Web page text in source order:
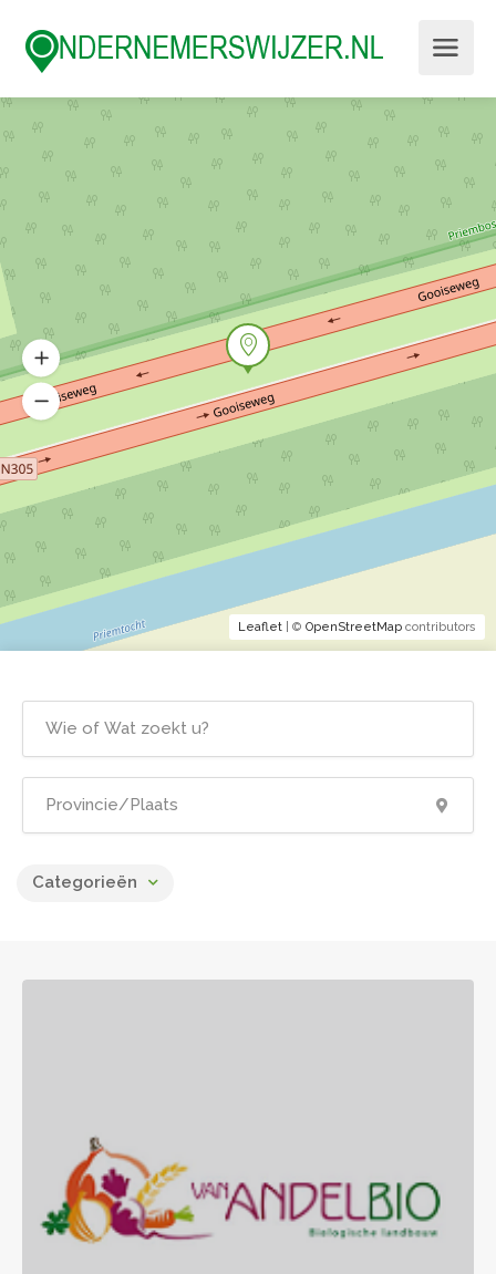
Categorieën
Leaflet | © OpenStreetMap contributors